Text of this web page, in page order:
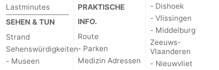
Lastminutes
SEHEN & TUN
Strand
Sehenswürdigkeiten
- Museen
PRAKTISCHE
INFO.
Route
- Parken
Medizin Adressen
- Dishoek
- Vlissingen
- Middelburg
Zeeuws-
Vlaanderen
- Nieuwvliet